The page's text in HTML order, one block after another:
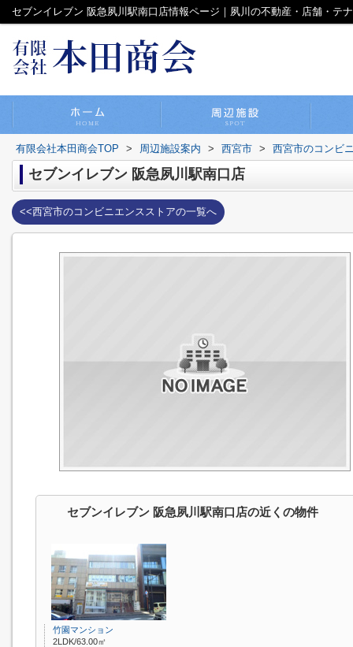
セブンイレブン 阪急夙川駅南口店情報ページ｜夙川の不動産・店舗・テ
有限会社本田商会TOP > 周辺施設案内 > 西宮市 > 西宮市のコンビ
セブンイレブン 阪急夙川駅南口店
<<西宮市のコンビニエンスストアの一覧へ
セブンイレブン 阪急夙川駅南口店の近くの物件
竹園マンション
2LDK/63.00㎡